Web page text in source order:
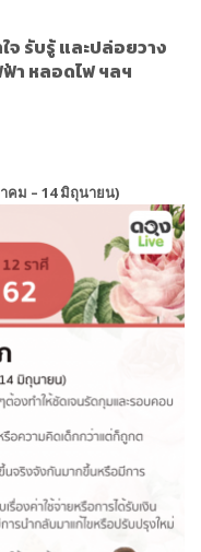
จ รับรู้ และปล่อยวาง
า หลอดไฟ ฯลฯ
คม – 14 มิถุนายน)